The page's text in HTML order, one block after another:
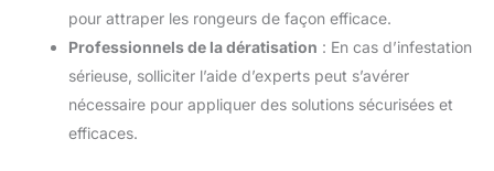
pour attraper les rongeurs de façon efficace.
Professionnels de la dératisation : En cas d’infestation
sérieuse, solliciter l’aide d’experts peut s’avérer
nécessaire pour appliquer des solutions sécurisées et
efficaces.